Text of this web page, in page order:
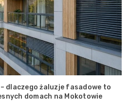
dlaczego żaluzje fasadowe to
domach na Mokotowie